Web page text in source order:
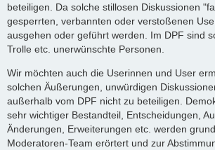
beteiligen. Da solche stillosen Diskussionen
gesperrten, verbannten oder verstoßenen
ausgehen oder geführt werden. Im DPF sind
Trolle etc. unerwünschte Personen.
Wir möchten auch die Userinnen und User
solchen Äußerungen, unwürdigen
außerhalb vom DPF nicht zu beteiligen.
sehr wichtiger Bestandteil, Entscheidungen,
Änderungen, Erweiterungen etc. werden
Moderatoren-Team erörtert und zur